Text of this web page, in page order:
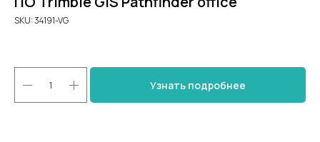
SKU:34191-VG
Узнать подробнее